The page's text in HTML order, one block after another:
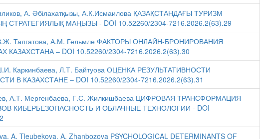
А. Әбілахатқызы, А.К.Исмаилова ҚАЗАҚСТАНДАҒЫ ТУРИЗМ
МАҢЫЗЫ - DOI 10.52260/2304-7216.2026.2(63).29
Талгатова, А.М. Гельмле ФАКТОРЫ ОНЛАЙН-БРОНИРОВАНИЯ
– DOI 10.52260/2304-7216.2026.2(63).30
Каркинбаева, Л.Т. Байтуова ОЦЕНКА РЕЗУЛЬТАТИВНОСТИ
КАЗАХСТАНЕ – DOI 10.52260/2304-7216.2026.2(63).31
А.Т. Мергенбаева, Г.С. Жилкишбаева ЦИФРОВАЯ ТРАНСФОРМАЦИЯ
КИБЕРБЕЗОПАСНОСТЬ И ОБЛАЧНЫЕ ТЕХНОЛОГИИ - DOI
A. Tleubekova, A. Zhanbozova PSYCHOLOGICAL DETERMINANTS OF